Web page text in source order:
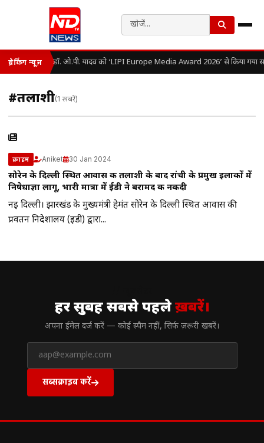
ब्रेकिंग न्यूज़ डॉ. ओ.पी. यादव को ‘LIPI Europe Media Award 2026’ से किया गया
#तलाशी(1 खबरें)
क्राइम Aniket 30 Jan 2024
सोरेन के दिल्ली स्थित आवास की तलाशी के बाद रांची के प्रमुख इलाकों में
निषेधाज्ञा लागू, भारी मात्रा में ईडी ने बरामद की नकदी
नई दिल्ली। झारखंड के मुख्यमंत्री हेमंत सोरेन के दिल्ली स्थित आवास की
प्रवर्तन निदेशालय (ईडी) द्वारा...
हर सुबह सबसे पहलेख़बरें।
अपना ईमेल दर्ज करें — कोई स्पैम नहीं, सिर्फ ज़रूरी खबरें।
सब्सक्राइब करें